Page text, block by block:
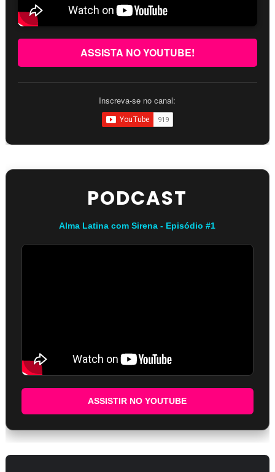
ASSISTA NO YOUTUBE!
Inscreva-se no canal:
PODCAST
Alma Latina com Sirena - Episódio #1
ASSISTIR NO YOUTUBE